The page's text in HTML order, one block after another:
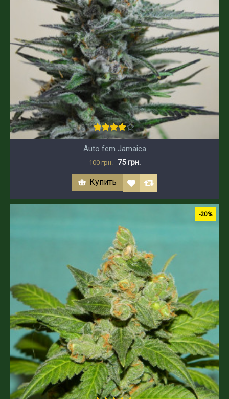
Auto fem Jamaica
100 грн. 75 грн.
Купить
-20%